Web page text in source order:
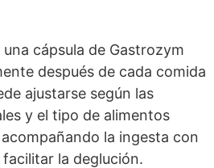
cápsula de Gastrozym
después de cada comida
ajustarse según las
y el tipo de alimentos
la ingesta con
la deglución.